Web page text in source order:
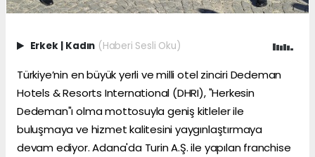
Erkek | Kadın (Haberi Sesli Oku)
Türkiye’nin en büyük yerli ve milli otel zinciri Dedeman
Hotels & Resorts International (DHRI), "Herkesin
Dedeman"ı olma mottosuyla geniş kitleler ile
buluşmaya ve hizmet kalitesini yaygınlaştırmaya
devam ediyor. Adana'da Turin A.Ş. ile yapılan franchise